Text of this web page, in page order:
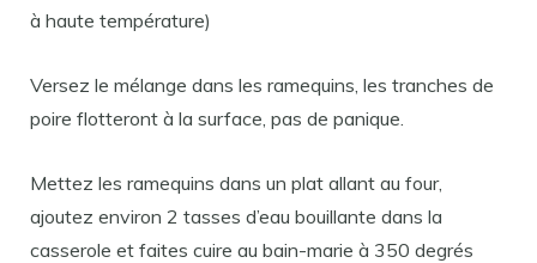
à haute température)
Versez le mélange dans les ramequins, les tranches de
poire flotteront à la surface, pas de panique.
Mettez les ramequins dans un plat allant au four,
ajoutez environ 2 tasses d’eau bouillante dans la
casserole et faites cuire au bain-marie à 350 degrés